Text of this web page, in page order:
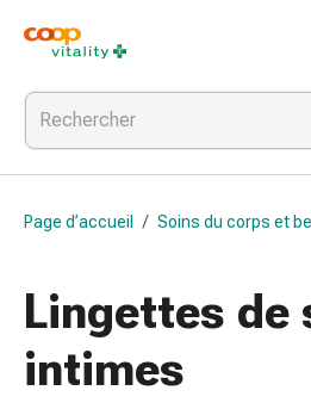
Médicaments
et
santé
Grippe
et
Refroidissement
pour
Médicaments
la
Page d’accueil / Soins du corps et
Lingettes de
intimes